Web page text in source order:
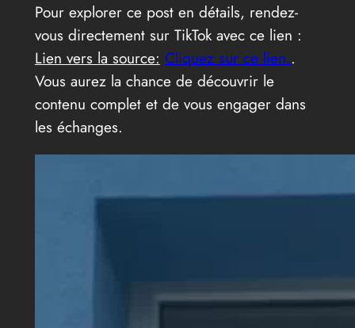
Pour explorer ce post en détails, rendez-
vous directement sur TikTok avec ce lien :
Lien vers la source: Cliquez sur ce lien..
Vous aurez la chance de découvrir le
contenu complet et de vous engager dans
les échanges.